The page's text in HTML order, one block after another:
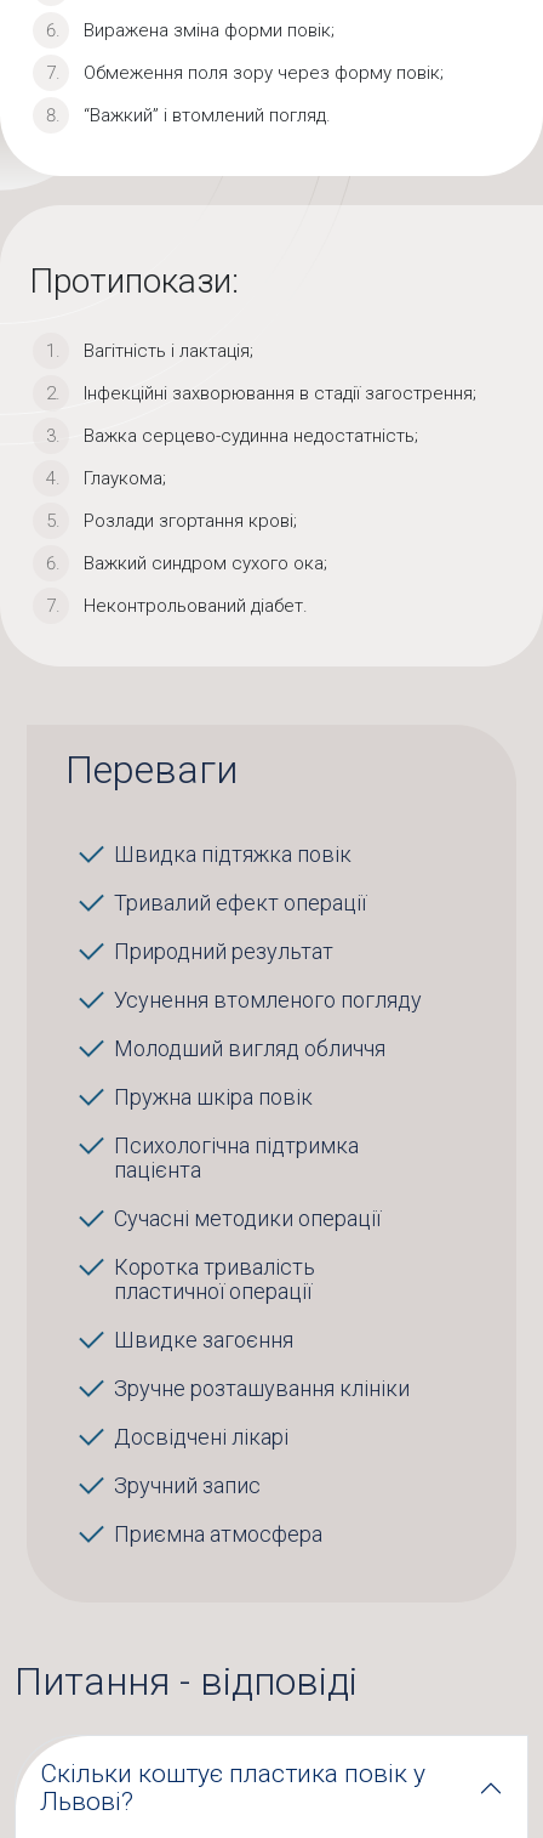
Виражена зміна форми повік;
Обмеження поля зору через форму повік;
“Важкий” і втомлений погляд.
Протипокази:
Вагітність і лактація;
Інфекційні захворювання в стадії загострення;
Важка серцево-судинна недостатність;
Глаукома;
Розлади згортання крові;
Важкий синдром сухого ока;
Неконтрольований діабет.
Переваги
Швидка підтяжка повік
Тривалий ефект операції
Природний результат
Усунення втомленого погляду
Молодший вигляд обличчя
Пружна шкіра повік
Психологічна підтримка
пацієнта
Сучасні методики операції
Коротка тривалість
пластичної операції
Швидке загоєння
Зручне розташування клініки
Досвідчені лікарі
Зручний запис
Приємна атмосфера
Питання - відповіді
Скільки коштує пластика повік у
Львові?